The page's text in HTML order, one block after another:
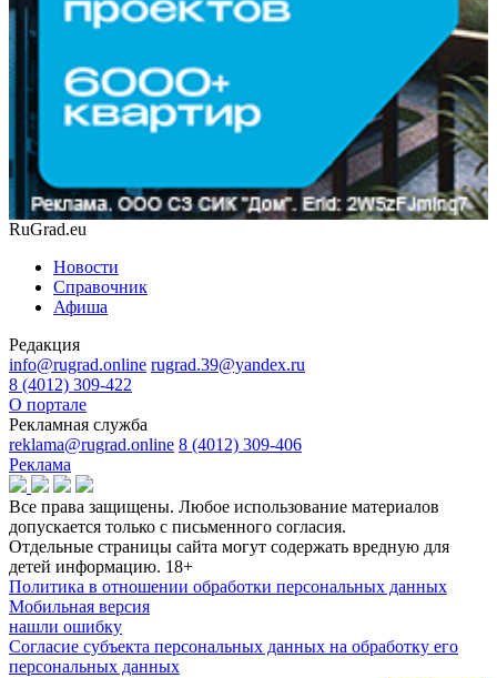
RuGrad.eu
Новости
Справочник
Афиша
Редакция
info@rugrad.online rugrad.39@yandex.ru
8 (4012) 309-422
О портале
Рекламная служба
reklama@rugrad.online 8 (4012) 309-406
Реклама
Все права защищены. Любое использование материалов
допускается только с письменного согласия.
Отдельные страницы сайта могут содержать вредную для
детей информацию. 18+
Политика в отношении обработки персональных данных
Мобильная версия
нашли ошибку
Согласие субъекта персональных данных на обработку его
персональных данных